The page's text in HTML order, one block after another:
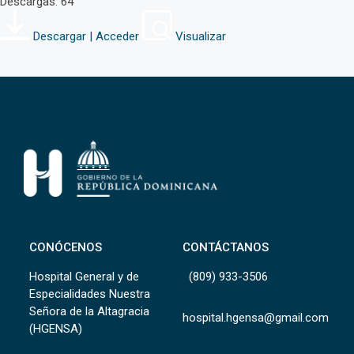
Descargar | Acceder Visualizar
CONÓCENOS
Hospital General y de
Especialidades Nuestra
Señora de la Altagracia
(HGENSA)
CONTÁCTANOS
(809) 933-3506
hospital.hgensa@gmail.com